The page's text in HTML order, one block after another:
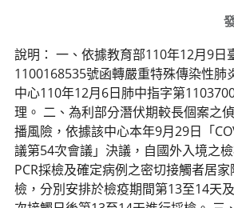
說明： 一、依據教育部110年12月9日
1100168535號函轉嚴重特殊傳染性肺
中心110年12月6日肺中指字第
理。 二、為利部分潛伏期較長個案之
播風險，依據該中心本年9月29日「
議第54次會議」決議，自國外入境之
PCR採檢及確定病例之密切接觸者居
檢，分別安排於檢疫期間第13至14天